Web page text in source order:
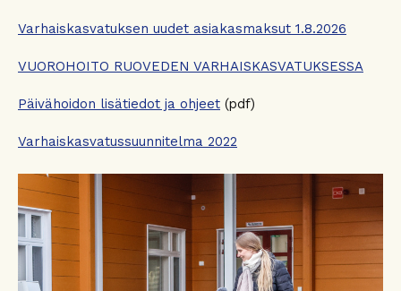
Varhaiskasvatuksen uudet asiakasmaksut 1.8.2026
VUOROHOITO RUOVEDEN VARHAISKASVATUKSESSA
Päivähoidon lisätiedot ja ohjeet (pdf)
Varhaiskasvatussuunnitelma 2022